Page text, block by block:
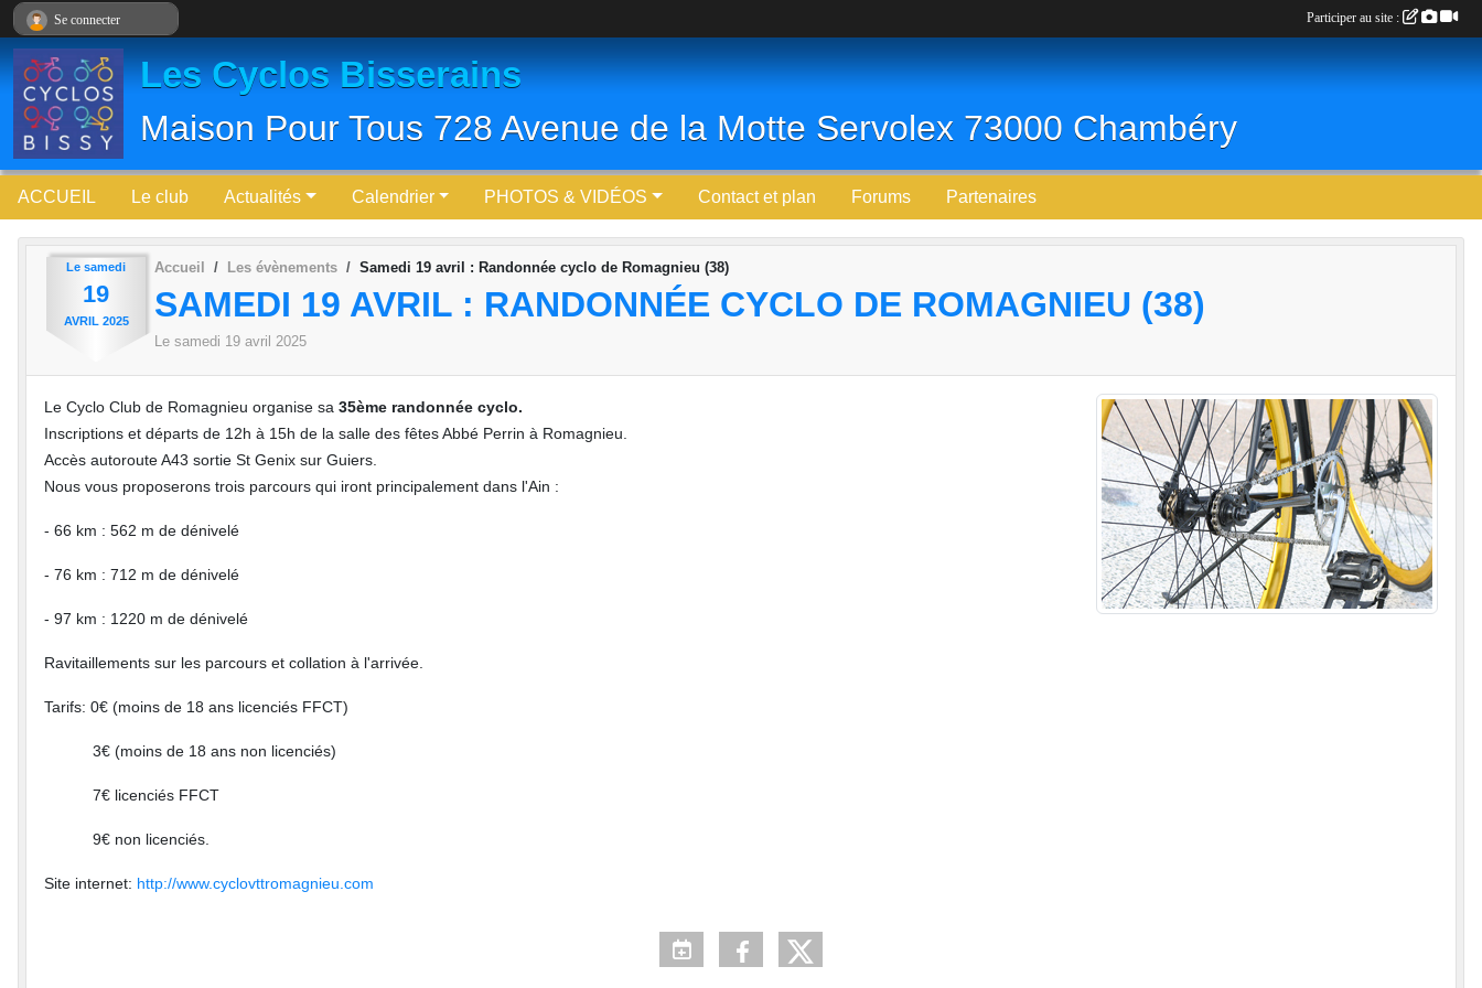
Les Cyclos Bisserains
Maison Pour Tous 728 Avenue de la Motte Servolex 73000 Chambéry
ACCUEIL Le club Actualités Calendrier PHOTOS & VIDÉOS Contact et plan Forums Partenaires
Le samedi
19
AVRIL 2025
Accueil Les évènements Samedi 19 avril : Randonnée cyclo de Romagnieu (38)
SAMEDI 19 AVRIL : RANDONNÉE CYCLO DE ROMAGNIEU (38)
Le samedi 19 avril 2025
Le Cyclo Club de Romagnieu organise sa 35ème randonnée cyclo.
Inscriptions et départs de 12h à 15h de la salle des fêtes Abbé Perrin à Romagnieu.
Accès autoroute A43 sortie St Genix sur Guiers.
Nous vous proposerons trois parcours qui iront principalement dans l'Ain :
- 66 km : 562 m de dénivelé
- 76 km : 712 m de dénivelé
- 97 km : 1220 m de dénivelé
Ravitaillements sur les parcours et collation à l'arrivée.
Tarifs: 0€ (moins de 18 ans licenciés FFCT)
3€ (moins de 18 ans non licenciés)
7€ licenciés FFCT
9€ non licenciés.
Site internet: http://www.cyclovttromagnieu.com
Se connecter Participer au site :
Panneau de gestion des cookies